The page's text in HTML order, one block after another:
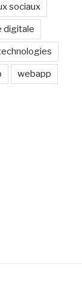
sociaux
digitale
webapp